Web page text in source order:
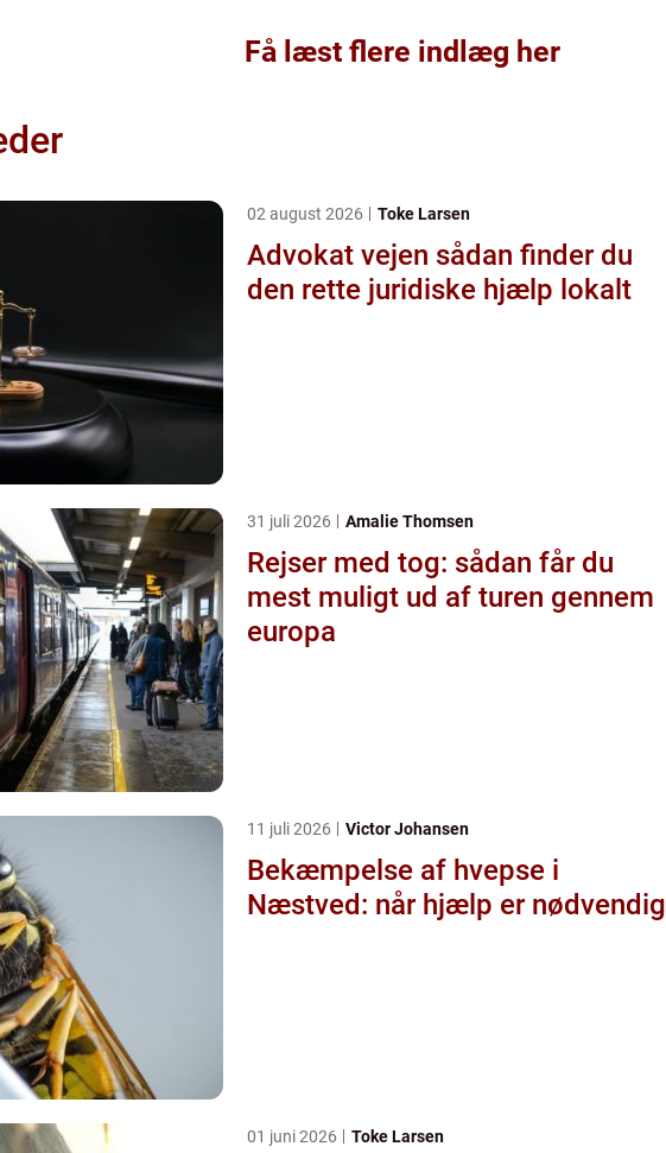
Få læst flere indlæg her
02 august 2026 Toke Larsen
Advokat vejen sådan finder du
den rette juridiske hjælp lokalt
31 juli 2026 Amalie Thomsen
Rejser med tog: sådan får du
mest muligt ud af turen gennem
europa
11 juli 2026 Victor Johansen
Bekæmpelse af hvepse i
Næstved: når hjælp er nødvendig
01 juni 2026 Toke Larsen